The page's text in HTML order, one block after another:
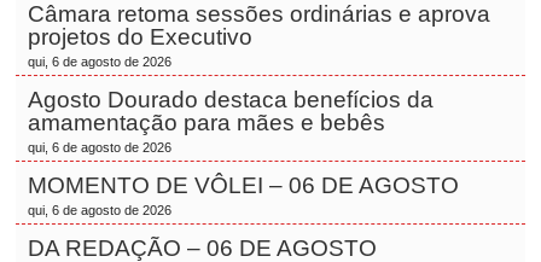
Câmara retoma sessões ordinárias e aprova
projetos do Executivo
qui, 6 de agosto de 2026
Agosto Dourado destaca benefícios da
amamentação para mães e bebês
qui, 6 de agosto de 2026
MOMENTO DE VÔLEI – 06 DE AGOSTO
qui, 6 de agosto de 2026
DA REDAÇÃO – 06 DE AGOSTO